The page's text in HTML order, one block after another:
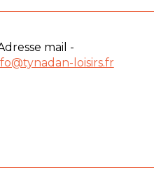
mail -
loisirs.fr